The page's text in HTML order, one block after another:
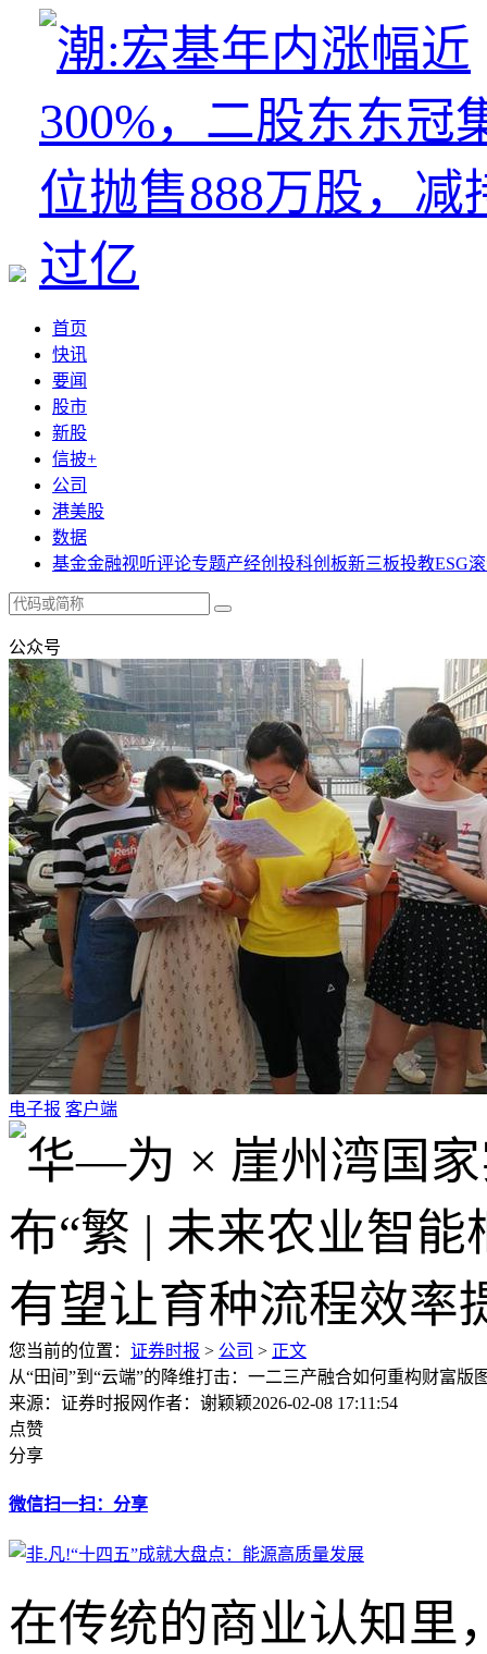
首页
快讯
要闻
股市
新股
信披+
公司
港美股
数据
基金金融视听评论专题产经创投科创板新三板投教ESG
公众号
电子报 客户端
您当前的位置： 证券时报 > 公司 > 正文
从“田间”到“云端”的降维打击：一二三产融合如何重构财富版
来源：证券时报网作者：谢颖颖2026-02-08 17:11:54
点赞
分享
微信扫一扫：分享
在传统的商业认知里